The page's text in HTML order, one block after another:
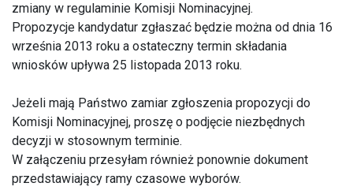
zmiany w regulaminie Komisji Nominacyjnej.
Propozycje kandydatur zgłaszać będzie można od dnia 16
września 2013 roku a ostateczny termin składania
wniosków upływa 25 listopada 2013 roku.
Jeżeli mają Państwo zamiar zgłoszenia propozycji do
Komisji Nominacyjnej, proszę o podjęcie niezbędnych
decyzji w stosownym terminie.
W załączeniu przesyłam również ponownie dokument
przedstawiający ramy czasowe wyborów.